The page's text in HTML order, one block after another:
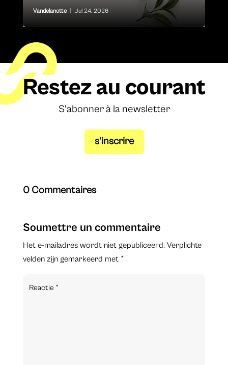
Vandelanotte Jul 24, 2026
Restez au courant
S’abonner à la newsletter
s’inscrire
0 Commentaires
Soumettre un commentaire
Het e-mailadres wordt niet gepubliceerd. Verplichte
velden zijn gemarkeerd met *